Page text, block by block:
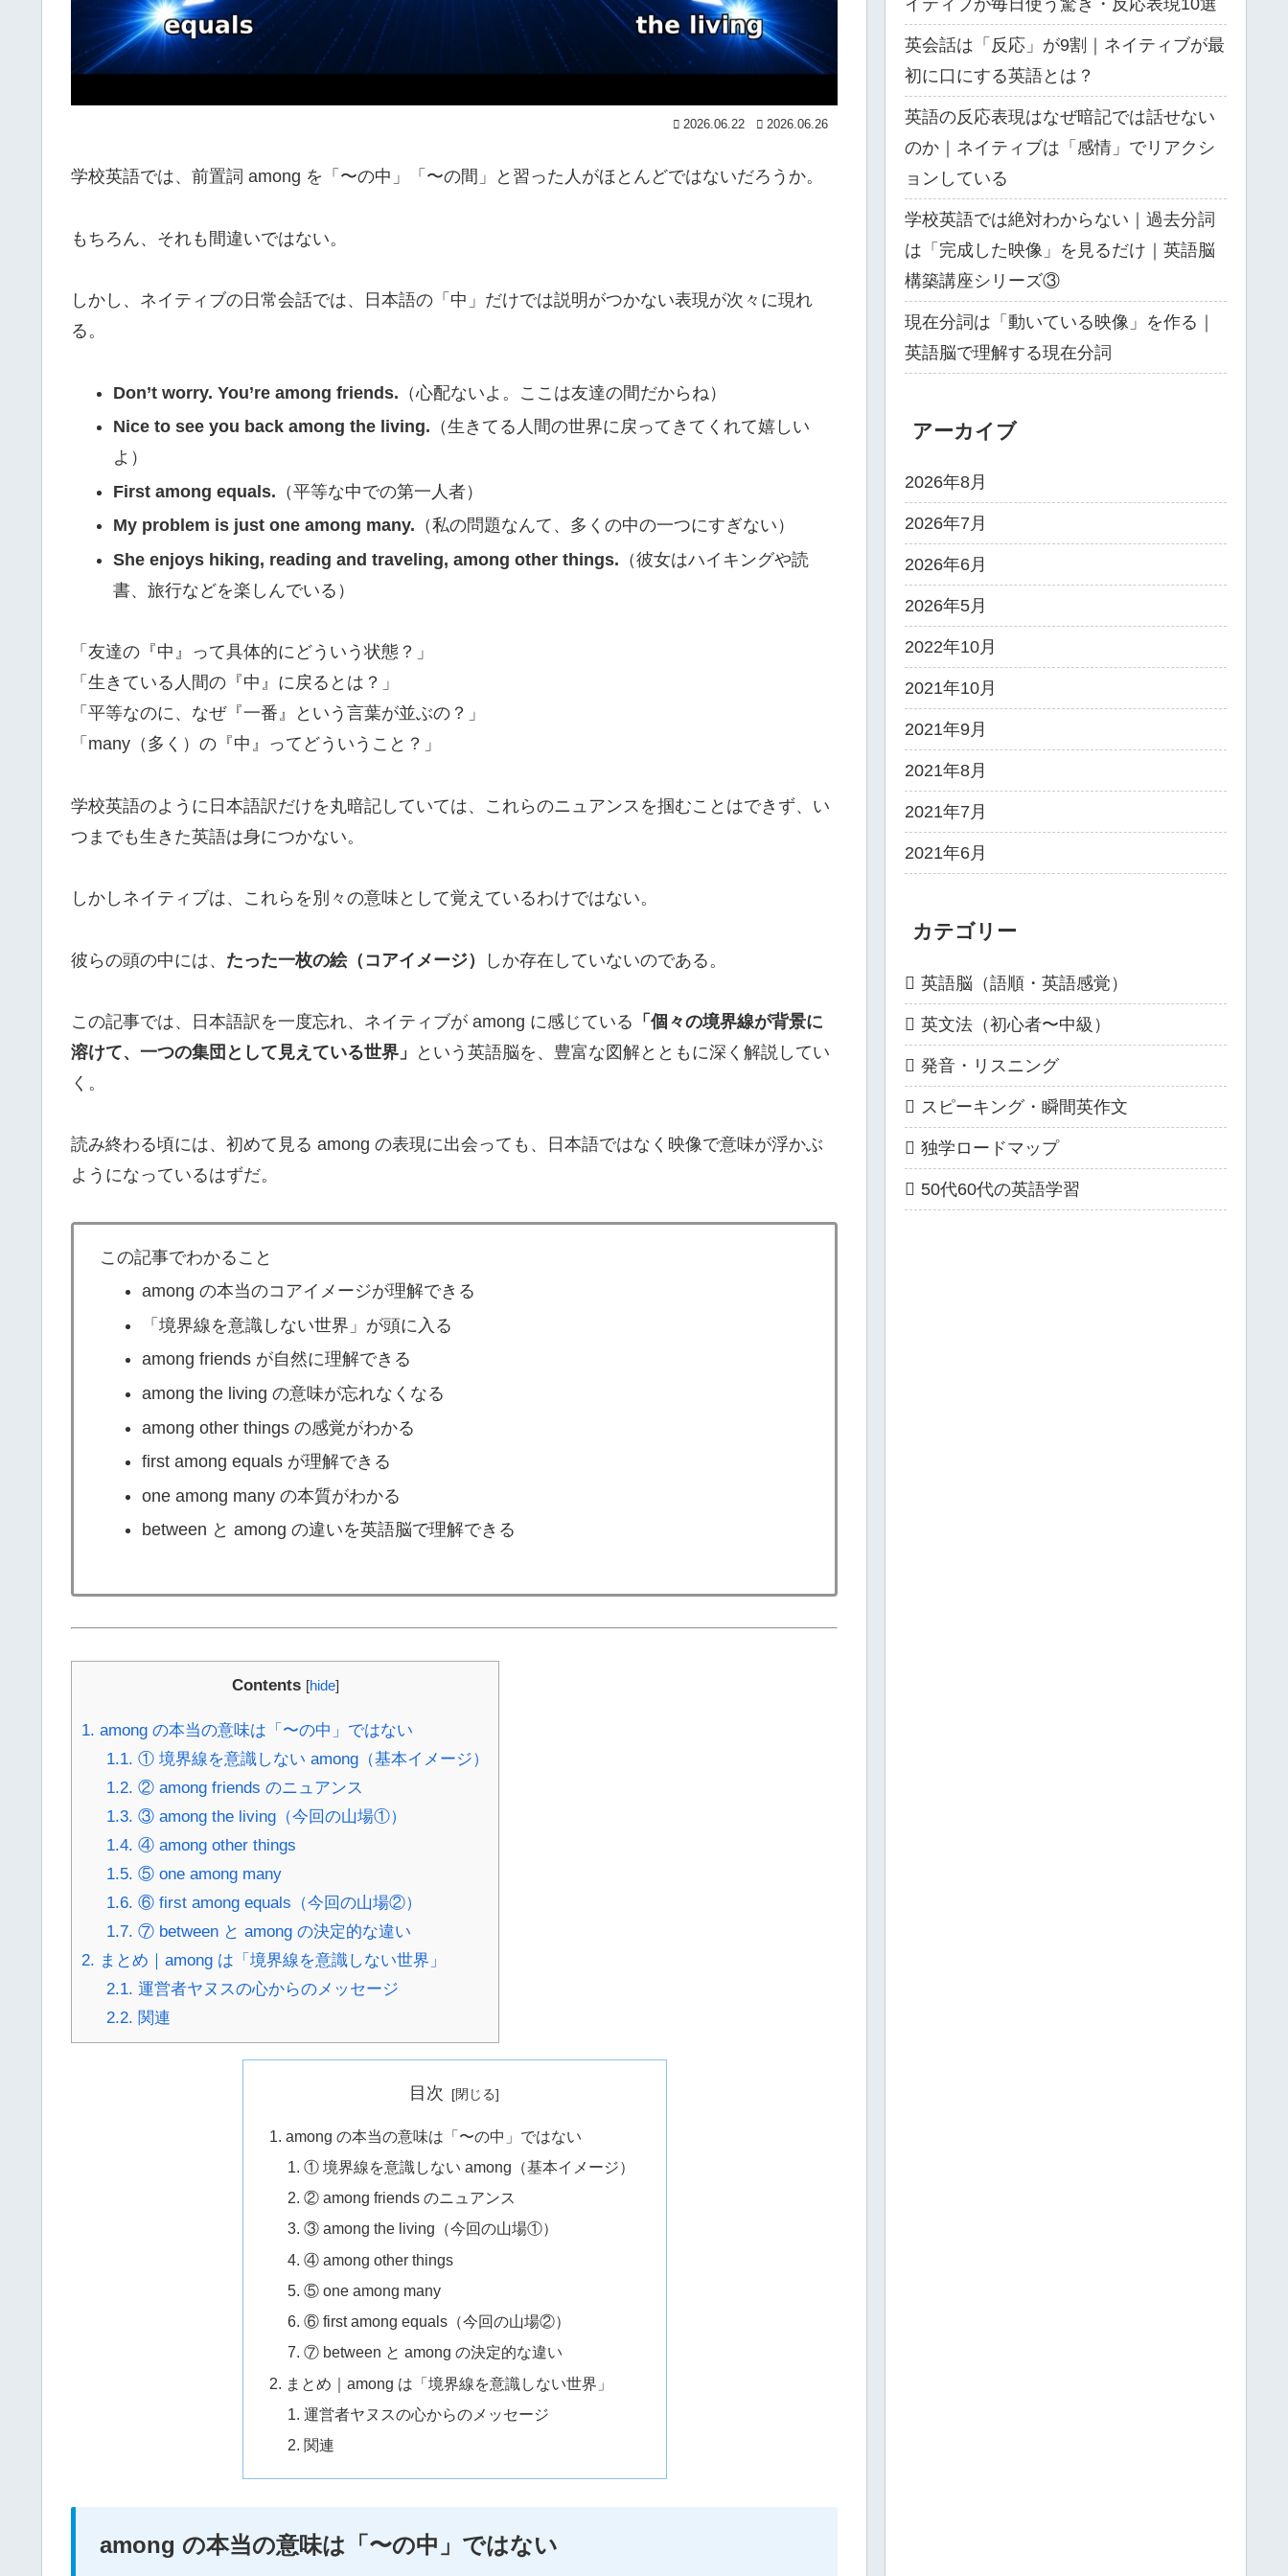
2026.06.22 2026.06.26
学校英語では、前置詞 among を「〜の中」「〜の間」と習った人がほとんどではないだろうか。
もちろん、それも間違いではない。
しかし、ネイティブの日常会話では、日本語の「中」だけでは説明がつかない表現が次々に現れ
る。
Don’t worry. You’re among friends. （心配ないよ。ここは友達の間だからね）
Nice to see you back among the living. （生きてる人間の世界に戻ってきてくれて嬉しい
よ）
First among equals. （平等な中での第一人者）
My problem is just one among many. （私の問題なんて、多くの中の一つにすぎない）
She enjoys hiking, reading and traveling, among other things. （彼女はハイキングや読
書、旅行などを楽しんでいる）
「友達の『中』って具体的にどういう状態？」
「生きている人間の『中』に戻るとは？」
「平等なのに、なぜ『一番』という言葉が並ぶの？」
「many（多く）の『中』ってどういうこと？」
学校英語のように日本語訳だけを丸暗記していては、これらのニュアンスを掴むことはできず、い
つまでも生きた英語は身につかない。
しかしネイティブは、これらを別々の意味として覚えているわけではない。
彼らの頭の中には、 たった一枚の絵（コアイメージ） しか存在していないのである。
この記事では、日本語訳を一度忘れ、ネイティブが among に感じている 「個々の境界線が背景に
溶けて、一つの集団として見えている世界」
という英語脳を、豊富な図解とともに深く解説してい
く。
読み終わる頃には、初めて見る among の表現に出会っても、日本語ではなく映像で意味が浮かぶ
ようになっているはずだ。
この記事でわかること
among の本当のコアイメージが理解できる
「境界線を意識しない世界」が頭に入る
among friends が自然に理解できる
among the living の意味が忘れなくなる
among other things の感覚がわかる
first among equals が理解できる
one among many の本質がわかる
between と among の違いを英語脳で理解できる
Contents [hide]
1. among の本当の意味は「〜の中」ではない
1.1. ① 境界線を意識しない among（基本イメージ）
1.2. ② among friends のニュアンス
1.3. ③ among the living（今回の山場①）
1.4. ④ among other things
1.5. ⑤ one among many
1.6. ⑥ first among equals（今回の山場②）
1.7. ⑦ between と among の決定的な違い
2. まとめ｜among は「境界線を意識しない世界」
2.1. 運営者ヤヌスの心からのメッセージ
2.2. 関連
目次
among の本当の意味は「〜の中」ではない
① 境界線を意識しない among（基本イメージ）
② among friends のニュアンス
③ among the living（今回の山場①）
④ among other things
⑤ one among many
⑥ first among equals（今回の山場②）
⑦ between と among の決定的な違い
まとめ｜among は「境界線を意識しない世界」
運営者ヤヌスの心からのメッセージ
関連
among の本当の意味は「〜の中」ではない
英会話は「反応」が9割｜ネイティブが最
初に口にする英語とは？
英語の反応表現はなぜ暗記では話せない
のか｜ネイティブは「感情」でリアクシ
ョンしている
​学校英語では絶対わからない｜過去分詞
は「完成した映像」を見るだけ｜英語脳
構築講座シリーズ③
現在分詞は「動いている映像」を作る｜
英語脳で理解する現在分詞
アーカイブ
2026年8月
2026年7月
2026年6月
2026年5月
2022年10月
2021年10月
2021年9月
2021年8月
2021年7月
2021年6月
カテゴリー
英語脳（語順・英語感覚）
英文法（初心者〜中級）
発音・リスニング
スピーキング・瞬間英作文
独学ロードマップ
50代60代の英語学習